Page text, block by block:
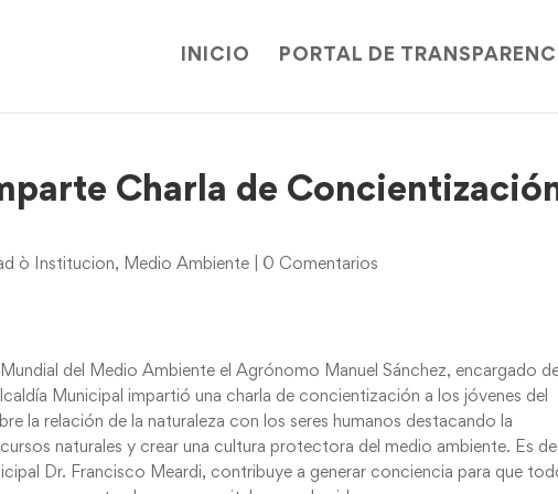
INICIO PORTAL DE
Charla de
ò Institucion, Medio Ambiente 0 Comentarios
del Medio Ambiente el Agrónomo Manuel Sánchez, encargado
Municipal impartió una charla de concientización a los jóvenes del
la relación de la naturaleza con los seres humanos destacando la
naturales y crear una cultura protectora del medio ambiente. Es de
Dr. Francisco Meardi, contribuye a generar conciencia para que